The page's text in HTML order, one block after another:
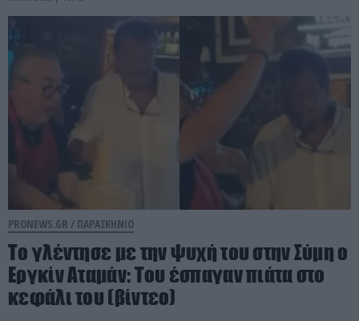
PRONEWS.GR / ΠΑΡΑΣΚΗΝΙΟ
Το γλέντησε με την ψυχή του στην Σύμη ο
Εργκίν Αταμάν: Του έσπαγαν πιάτα στο
κεφάλι του (βίντεο)